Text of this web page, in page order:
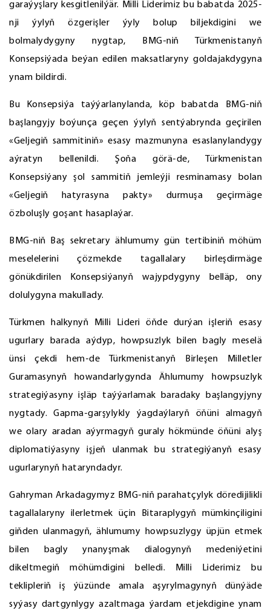
garaýyşlary kesgitlenilýär. Milli Liderimiz bu babatda 2025-
nji ýylyň özgerişler ýyly bolup biljekdigini we
bolmalydygyny nygtap, BMG-niň Türkmenistanyň
Konsepsiýada beýan edilen maksatlaryny goldajakdygyna
ynam bildirdi.
Bu Konsepsiýa taýýarlanylanda, köp babatda BMG-niň
başlangyjy boýunça geçen ýylyň sentýabrynda geçirilen
«Geljegiň sammitiniň» esasy mazmunyna esaslanylandygy
aýratyn bellenildi. Şoňa görä-de, Türkmenistan
Konsepsiýany şol sammitiň jemleýji resminamasy bolan
«Geljegiň hatyrasyna pakty» durmuşa geçirmäge
özboluşly goşant hasaplaýar.
BMG-niň Baş sekretary ählumumy gün tertibiniň möhüm
meselelerini çözmekde tagallalary birleşdirmäge
gönükdirilen Konsepsiýanyň wajypdygyny belläp, ony
dolulygyna makullady.
Türkmen halkynyň Milli Lideri öňde durýan işleriň esasy
ugurlary barada aýdyp, howpsuzlyk bilen bagly meselä
ünsi çekdi hem-de Türkmenistanyň Birleşen Milletler
Guramasynyň howandarlygynda Ählumumy howpsuzlyk
strategiýasyny işläp taýýarlamak baradaky başlangyjyny
nygtady. Gapma-garşylykly ýagdaýlaryň öňüni almagyň
we olary aradan aýyrmagyň guraly hökmünde öňüni alyş
diplomatiýasyny işjeň ulanmak bu strategiýanyň esasy
ugurlarynyň hataryndadyr.
Gahryman Arkadagymyz BMG-niň parahatçylyk döredijilikli
tagallalaryny ilerletmek üçin Bitaraplygyň mümkinçiligini
giňden ulanmagyň, ählumumy howpsuzlygy üpjün etmek
bilen bagly ynanyşmak dialogynyň medeniýetini
dikeltmegiň möhümdigini belledi. Milli Liderimiz bu
teklipleriň iş ýüzünde amala aşyrylmagynyň dünýäde
syýasy dartgynlygy azaltmaga ýardam etjekdigine ynam